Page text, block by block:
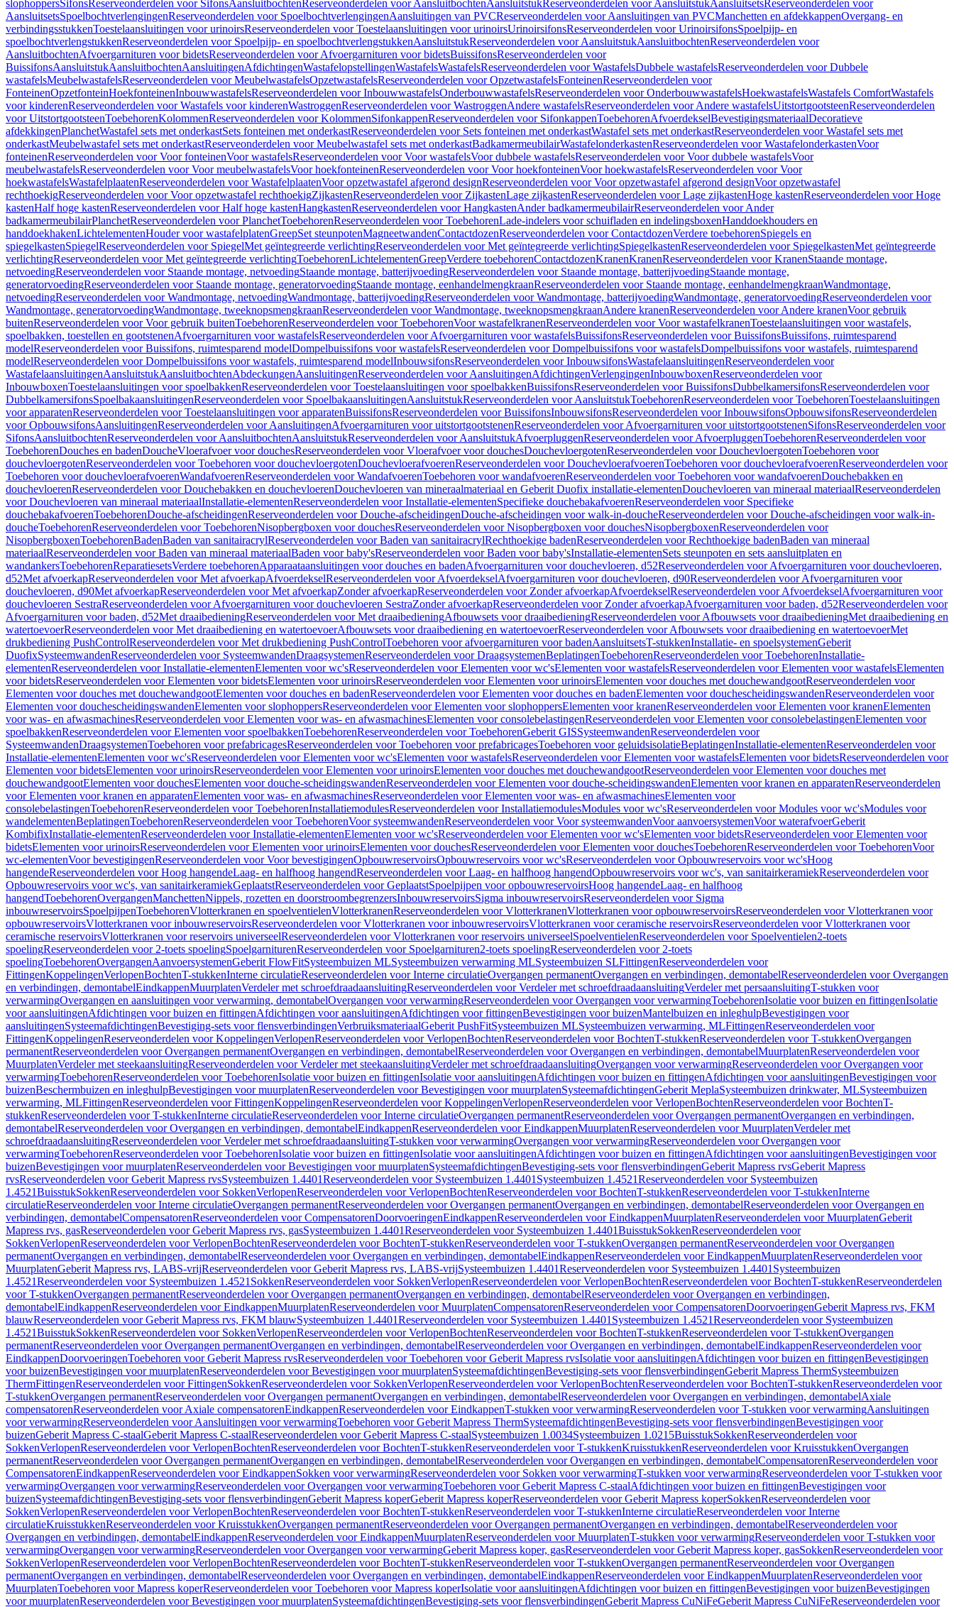
slophoppersSifonsReserveonderdelen voor SifonsAansluitbochtenReserveonderdelen voor AansluitbochtenAansluitstukReserveonderdelen voor AansluitstukAansluitsetsReserveonderdelen voor
AansluitsetsSpoelbochtverlengingenReserveonderdelen voor SpoelbochtverlengingenAansluitingen van PVCReserveonderdelen voor Aansluitingen van PVCManchetten en afdekkappenOvergang- en
verbindingsstukkenToestelaansluitingen voor urinoirsReserveonderdelen voor Toestelaansluitingen voor urinoirsUrinoirsifonsReserveonderdelen voor UrinoirsifonsSpoelpijp- en
spoelbochtverlengstukkenReserveonderdelen voor Spoelpijp- en spoelbochtverlengstukkenAansluitstukReserveonderdelen voor AansluitstukAansluitbochtenReserveonderdelen voor
AansluitbochtenAfvoergarnituren voor bidetsReserveonderdelen voor Afvoergarnituren voor bidetsBuissifonsReserveonderdelen voor
BuissifonsAansluitstukAansluitbochtenAansluitingenAfdichtingenWastafelopstellingenWastafelsWastafelsReserveonderdelen voor WastafelsDubbele wastafelsReserveonderdelen voor Dubbele
wastafelsMeubelwastafelsReserveonderdelen voor MeubelwastafelsOpzetwastafelsReserveonderdelen voor OpzetwastafelsFonteinenReserveonderdelen voor
FonteinenOpzetfonteinHoekfonteinenInbouwwastafelsReserveonderdelen voor InbouwwastafelsOnderbouwwastafelsReserveonderdelen voor OnderbouwwastafelsHoekwastafelsWastafels ComfortWastafels
voor kinderenReserveonderdelen voor Wastafels voor kinderenWastroggenReserveonderdelen voor WastroggenAndere wastafelsReserveonderdelen voor Andere wastafelsUitstortgootsteenReserveonderdelen
voor UitstortgootsteenToebehorenKolommenReserveonderdelen voor KolommenSifonkappenReserveonderdelen voor SifonkappenToebehorenAfvoerdekselBevestigingsmateriaalDecoratieve
afdekkingenPlanchetWastafel sets met onderkastSets fonteinen met onderkastReserveonderdelen voor Sets fonteinen met onderkastWastafel sets met onderkastReserveonderdelen voor Wastafel sets met
onderkastMeubelwastafel sets met onderkastReserveonderdelen voor Meubelwastafel sets met onderkastBadkamermeubilairWastafelonderkastenReserveonderdelen voor WastafelonderkastenVoor
fonteinenReserveonderdelen voor Voor fonteinenVoor wastafelsReserveonderdelen voor Voor wastafelsVoor dubbele wastafelsReserveonderdelen voor Voor dubbele wastafelsVoor
meubelwastafelsReserveonderdelen voor Voor meubelwastafelsVoor hoekfonteinenReserveonderdelen voor Voor hoekfonteinenVoor hoekwastafelsReserveonderdelen voor Voor
hoekwastafelsWastafelplaatenReserveonderdelen voor WastafelplaatenVoor opzetwastafel afgerond designReserveonderdelen voor Voor opzetwastafel afgerond designVoor opzetwastafel
rechthoekigReserveonderdelen voor Voor opzetwastafel rechthoekigZijkastenReserveonderdelen voor ZijkastenLage zijkastenReserveonderdelen voor Lage zijkastenHoge kastenReserveonderdelen voor Hoge
kastenHalf hoge kastenReserveonderdelen voor Half hoge kastenHangkastenReserveonderdelen voor HangkastenAnder badkamermeubilairReserveonderdelen voor Ander
badkamermeubilairPlanchetReserveonderdelen voor PlanchetToebehorenReserveonderdelen voor ToebehorenLade-indelers voor schuifladen en indelingsboxenHanddoekhouders en
handdoekhakenLichtelementenHouder voor wastafelplatenGreepSet steunpotenMagneetwandenContactdozenReserveonderdelen voor ContactdozenVerdere toebehorenSpiegels en
spiegelkastenSpiegelReserveonderdelen voor SpiegelMet geïntegreerde verlichtingReserveonderdelen voor Met geïntegreerde verlichtingSpiegelkastenReserveonderdelen voor SpiegelkastenMet geïntegreerde
verlichtingReserveonderdelen voor Met geïntegreerde verlichtingToebehorenLichtelementenGreepVerdere toebehorenContactdozenKranenKranenReserveonderdelen voor KranenStaande montage,
netvoedingReserveonderdelen voor Staande montage, netvoedingStaande montage, batterijvoedingReserveonderdelen voor Staande montage, batterijvoedingStaande montage,
generatorvoedingReserveonderdelen voor Staande montage, generatorvoedingStaande montage, eenhandelmengkraanReserveonderdelen voor Staande montage, eenhandelmengkraanWandmontage,
netvoedingReserveonderdelen voor Wandmontage, netvoedingWandmontage, batterijvoedingReserveonderdelen voor Wandmontage, batterijvoedingWandmontage, generatorvoedingReserveonderdelen voor
Wandmontage, generatorvoedingWandmontage, tweeknopsmengkraanReserveonderdelen voor Wandmontage, tweeknopsmengkraanAndere kranenReserveonderdelen voor Andere kranenVoor gebruik
buitenReserveonderdelen voor Voor gebruik buitenToebehorenReserveonderdelen voor ToebehorenVoor wastafelkranenReserveonderdelen voor Voor wastafelkranenToestelaansluitingen voor wastafels,
spoelbakken, toestellen en gootstenenAfvoergarnituren voor wastafelsReserveonderdelen voor Afvoergarnituren voor wastafelsBuissifonsReserveonderdelen voor BuissifonsBuissifons, ruimtesparend
modelReserveonderdelen voor Buissifons, ruimtesparend modelDompelbuissifons voor wastafelsReserveonderdelen voor Dompelbuissifons voor wastafelsDompelbuissifons voor wastafels, ruimtesparend
modelReserveonderdelen voor Dompelbuissifons voor wastafels, ruimtesparend modelInbouwsifonsReserveonderdelen voor InbouwsifonsWastafelaansluitingenReserveonderdelen voor
WastafelaansluitingenAansluitstukAansluitbochtenAbdeckungenAansluitingenReserveonderdelen voor AansluitingenAfdichtingenVerlengingenInbouwboxenReserveonderdelen voor
InbouwboxenToestelaansluitingen voor spoelbakkenReserveonderdelen voor Toestelaansluitingen voor spoelbakkenBuissifonsReserveonderdelen voor BuissifonsDubbelkamersifonsReserveonderdelen voor
DubbelkamersifonsSpoelbakaansluitingenReserveonderdelen voor SpoelbakaansluitingenAansluitstukReserveonderdelen voor AansluitstukToebehorenReserveonderdelen voor ToebehorenToestelaansluitingen
voor apparatenReserveonderdelen voor Toestelaansluitingen voor apparatenBuissifonsReserveonderdelen voor BuissifonsInbouwsifonsReserveonderdelen voor InbouwsifonsOpbouwsifonsReserveonderdelen
voor OpbouwsifonsAansluitingenReserveonderdelen voor AansluitingenAfvoergarnituren voor uitstortgootstenenReserveonderdelen voor Afvoergarnituren voor uitstortgootstenenSifonsReserveonderdelen voor
SifonsAansluitbochtenReserveonderdelen voor AansluitbochtenAansluitstukReserveonderdelen voor AansluitstukAfvoerpluggenReserveonderdelen voor AfvoerpluggenToebehorenReserveonderdelen voor
ToebehorenDouches en badenDoucheVloerafvoer voor douchesReserveonderdelen voor Vloerafvoer voor douchesDouchevloergotenReserveonderdelen voor DouchevloergotenToebehoren voor
douchevloergotenReserveonderdelen voor Toebehoren voor douchevloergotenDouchevloerafvoerenReserveonderdelen voor DouchevloerafvoerenToebehoren voor douchevloerafvoerenReserveonderdelen voor
Toebehoren voor douchevloerafvoerenWandafvoerenReserveonderdelen voor WandafvoerenToebehoren voor wandafvoerenReserveonderdelen voor Toebehoren voor wandafvoerenDouchebakken en
douchevloerenReserveonderdelen voor Douchebakken en douchevloerenDouchevloeren van mineraalmateriaal en Geberit Duofix installatie-elementenDouchevloeren van mineraal materiaalReserveonderdelen
voor Douchevloeren van mineraal materiaalInstallatie-elementenReserveonderdelen voor Installatie-elementenSpecifieke douchebakafvoerenReserveonderdelen voor Specifieke
douchebakafvoerenToebehorenDouche-afscheidingenReserveonderdelen voor Douche-afscheidingenDouche-afscheidingen voor walk-in-doucheReserveonderdelen voor Douche-afscheidingen voor walk-in-
doucheToebehorenReserveonderdelen voor ToebehorenNisopbergboxen voor douchesReserveonderdelen voor Nisopbergboxen voor douchesNisopbergboxenReserveonderdelen voor
NisopbergboxenToebehorenBadenBaden van sanitairacrylReserveonderdelen voor Baden van sanitairacrylRechthoekige badenReserveonderdelen voor Rechthoekige badenBaden van mineraal
materiaalReserveonderdelen voor Baden van mineraal materiaalBaden voor baby'sReserveonderdelen voor Baden voor baby'sInstallatie-elementenSets steunpoten en sets aansluitplaten en
wandankersToebehorenReparatiesetsVerdere toebehorenApparaataansluitingen voor douches en badenAfvoergarnituren voor douchevloeren, d52Reserveonderdelen voor Afvoergarnituren voor douchevloeren,
d52Met afvoerkapReserveonderdelen voor Met afvoerkapAfvoerdekselReserveonderdelen voor AfvoerdekselAfvoergarnituren voor douchevloeren, d90Reserveonderdelen voor Afvoergarnituren voor
douchevloeren, d90Met afvoerkapReserveonderdelen voor Met afvoerkapZonder afvoerkapReserveonderdelen voor Zonder afvoerkapAfvoerdekselReserveonderdelen voor AfvoerdekselAfvoergarnituren voor
douchevloeren SestraReserveonderdelen voor Afvoergarnituren voor douchevloeren SestraZonder afvoerkapReserveonderdelen voor Zonder afvoerkapAfvoergarnituren voor baden, d52Reserveonderdelen voor
Afvoergarnituren voor baden, d52Met draaibedieningReserveonderdelen voor Met draaibedieningAfbouwsets voor draaibedieningReserveonderdelen voor Afbouwsets voor draaibedieningMet draaibediening en
watertoevoerReserveonderdelen voor Met draaibediening en watertoevoerAfbouwsets voor draaibediening en watertoevoerReserveonderdelen voor Afbouwsets voor draaibediening en watertoevoerMet
drukbediening PushControlReserveonderdelen voor Met drukbediening PushControlToebehoren voor afvoergarnituren voor badenAansluitsetsT-stukkenInstallatie- en spoelsystemenGeberit
DuofixSysteemwandenReserveonderdelen voor SysteemwandenDraagsystemenReserveonderdelen voor DraagsystemenBeplatingenToebehorenReserveonderdelen voor ToebehorenInstallatie-
elementenReserveonderdelen voor Installatie-elementenElementen voor wc'sReserveonderdelen voor Elementen voor wc'sElementen voor wastafelsReserveonderdelen voor Elementen voor wastafelsElementen
voor bidetsReserveonderdelen voor Elementen voor bidetsElementen voor urinoirsReserveonderdelen voor Elementen voor urinoirsElementen voor douches met douchewandgootReserveonderdelen voor
Elementen voor douches met douchewandgootElementen voor douches en badenReserveonderdelen voor Elementen voor douches en badenElementen voor douchescheidingswandenReserveonderdelen voor
Elementen voor douchescheidingswandenElementen voor slophoppersReserveonderdelen voor Elementen voor slophoppersElementen voor kranenReserveonderdelen voor Elementen voor kranenElementen
voor was- en afwasmachinesReserveonderdelen voor Elementen voor was- en afwasmachinesElementen voor consolebelastingenReserveonderdelen voor Elementen voor consolebelastingenElementen voor
spoelbakkenReserveonderdelen voor Elementen voor spoelbakkenToebehorenReserveonderdelen voor ToebehorenGeberit GISSysteemwandenReserveonderdelen voor
SysteemwandenDraagsystemenToebehoren voor prefabricagesReserveonderdelen voor Toebehoren voor prefabricagesToebehoren voor geluidsisolatieBeplatingenInstallatie-elementenReserveonderdelen voor
Installatie-elementenElementen voor wc'sReserveonderdelen voor Elementen voor wc'sElementen voor wastafelsReserveonderdelen voor Elementen voor wastafelsElementen voor bidetsReserveonderdelen voor
Elementen voor bidetsElementen voor urinoirsReserveonderdelen voor Elementen voor urinoirsElementen voor douches met douchewandgootReserveonderdelen voor Elementen voor douches met
douchewandgootElementen voor douchesElementen voor douche-scheidingswandenReserveonderdelen voor Elementen voor douche-scheidingswandenElementen voor kranen en apparatenReserveonderdelen
voor Elementen voor kranen en apparatenElementen voor was- en afwasmachinesReserveonderdelen voor Elementen voor was- en afwasmachinesElementen voor
consolebelastingenToebehorenReserveonderdelen voor ToebehorenInstallatiemodulesReserveonderdelen voor InstallatiemodulesModules voor wc'sReserveonderdelen voor Modules voor wc'sModules voor
wandelementenBeplatingenToebehorenReserveonderdelen voor ToebehorenVoor systeemwandenReserveonderdelen voor Voor systeemwandenVoor aanvoersystemenVoor waterafvoerGeberit
KombifixInstallatie-elementenReserveonderdelen voor Installatie-elementenElementen voor wc'sReserveonderdelen voor Elementen voor wc'sElementen voor bidetsReserveonderdelen voor Elementen voor
bidetsElementen voor urinoirsReserveonderdelen voor Elementen voor urinoirsElementen voor douchesReserveonderdelen voor Elementen voor douchesToebehorenReserveonderdelen voor ToebehorenVoor
wc-elementenVoor bevestigingenReserveonderdelen voor Voor bevestigingenOpbouwreservoirsOpbouwreservoirs voor wc'sReserveonderdelen voor Opbouwreservoirs voor wc'sHoog
hangendeReserveonderdelen voor Hoog hangendeLaag- en halfhoog hangendReserveonderdelen voor Laag- en halfhoog hangendOpbouwreservoirs voor wc's, van sanitairkeramiekReserveonderdelen voor
Opbouwreservoirs voor wc's, van sanitairkeramiekGeplaatstReserveonderdelen voor GeplaatstSpoelpijpen voor opbouwreservoirsHoog hangendeLaag- en halfhoog
hangendToebehorenOvergangenManchettenNippels, rozetten en doorstroombegrenzersInbouwreservoirsSigma inbouwreservoirsReserveonderdelen voor Sigma
inbouwreservoirsSpoelpijpenToebehorenVlotterkranen en spoelventielenVlotterkranenReserveonderdelen voor VlotterkranenVlotterkranen voor opbouwreservoirsReserveonderdelen voor Vlotterkranen voor
opbouwreservoirsVlotterkranen voor inbouwreservoirsReserveonderdelen voor Vlotterkranen voor inbouwreservoirsVlotterkranen voor ceramische reservoirsReserveonderdelen voor Vlotterkranen voor
ceramische reservoirsVlotterkranen voor reservoirs universeelReserveonderdelen voor Vlotterkranen voor reservoirs universeelSpoelventielenReserveonderdelen voor Spoelventielen2-toets
spoelingReserveonderdelen voor 2-toets spoelingSpoelgarniturenReserveonderdelen voor Spoelgarnituren2-toets spoelingReserveonderdelen voor 2-toets
spoelingToebehorenOvergangenAanvoersystemenGeberit FlowFitSysteembuizen MLSysteembuizen verwarming MLSysteembuizen SLFittingenReserveonderdelen voor
FittingenKoppelingenVerlopenBochtenT-stukkenInterne circulatieReserveonderdelen voor Interne circulatieOvergangen permanentOvergangen en verbindingen, demontabelReserveonderdelen voor Overgangen
en verbindingen, demontabelEindkappenMuurplatenVerdeler met schroefdraadaansluitingReserveonderdelen voor Verdeler met schroefdraadaansluitingVerdeler met persaansluitingT-stukken voor
verwarmingOvergangen en aansluitingen voor verwarming, demontabelOvergangen voor verwarmingReserveonderdelen voor Overgangen voor verwarmingToebehorenIsolatie voor buizen en fittingenIsolatie
voor aansluitingenAfdichtingen voor buizen en fittingenAfdichtingen voor aansluitingenAfdichtingen voor fittingenBevestigingen voor buizenMantelbuizen en inleghulpBevestigingen voor
aansluitingenSysteemafdichtingenBevestiging-sets voor flensverbindingenVerbruiksmateriaalGeberit PushFitSysteembuizen MLSysteembuizen verwarming, MLFittingenReserveonderdelen voor
FittingenKoppelingenReserveonderdelen voor KoppelingenVerlopenReserveonderdelen voor VerlopenBochtenReserveonderdelen voor BochtenT-stukkenReserveonderdelen voor T-stukkenOvergangen
permanentReserveonderdelen voor Overgangen permanentOvergangen en verbindingen, demontabelReserveonderdelen voor Overgangen en verbindingen, demontabelMuurplatenReserveonderdelen voor
MuurplatenVerdeler met steekaansluitingReserveonderdelen voor Verdeler met steekaansluitingVerdeler met schroefdraadaansluitingOvergangen voor verwarmingReserveonderdelen voor Overgangen voor
verwarmingToebehorenReserveonderdelen voor ToebehorenIsolatie voor buizen en fittingenIsolatie voor aansluitingenAfdichtingen voor buizen en fittingenAfdichtingen voor aansluitingenBevestigingen voor
buizenBeschermbuizen en inleghulpBevestigingen voor muurplatenReserveonderdelen voor Bevestigingen voor muurplatenSysteemafdichtingenGeberit MeplaSysteembuizen drinkwater, MLSysteembuizen
verwarming, MLFittingenReserveonderdelen voor FittingenKoppelingenReserveonderdelen voor KoppelingenVerlopenReserveonderdelen voor VerlopenBochtenReserveonderdelen voor BochtenT-
stukkenReserveonderdelen voor T-stukkenInterne circulatieReserveonderdelen voor Interne circulatieOvergangen permanentReserveonderdelen voor Overgangen permanentOvergangen en verbindingen,
demontabelReserveonderdelen voor Overgangen en verbindingen, demontabelEindkappenReserveonderdelen voor EindkappenMuurplatenReserveonderdelen voor MuurplatenVerdeler met
schroefdraadaansluitingReserveonderdelen voor Verdeler met schroefdraadaansluitingT-stukken voor verwarmingOvergangen voor verwarmingReserveonderdelen voor Overgangen voor
verwarmingToebehorenReserveonderdelen voor ToebehorenIsolatie voor buizen en fittingenIsolatie voor aansluitingenAfdichtingen voor buizen en fittingenAfdichtingen voor aansluitingenBevestigingen voor
buizenBevestigingen voor muurplatenReserveonderdelen voor Bevestigingen voor muurplatenSysteemafdichtingenBevestiging-sets voor flensverbindingenGeberit Mapress rvsGeberit Mapress
rvsReserveonderdelen voor Geberit Mapress rvsSysteembuizen 1.4401Reserveonderdelen voor Systeembuizen 1.4401 Systeembuizen 1.4521Reserveonderdelen voor Systeembuizen
1.4521BuisstukSokkenReserveonderdelen voor SokkenVerlopenReserveonderdelen voor VerlopenBochtenReserveonderdelen voor BochtenT-stukkenReserveonderdelen voor T-stukkenInterne
circulatieReserveonderdelen voor Interne circulatieOvergangen permanentReserveonderdelen voor Overgangen permanentOvergangen en verbindingen, demontabelReserveonderdelen voor Overgangen en
verbindingen, demontabelCompensatorenReserveonderdelen voor CompensatorenDoorvoeringenEindkappenReserveonderdelen voor EindkappenMuurplatenReserveonderdelen voor MuurplatenGeberit
Mapress rvs, gasReserveonderdelen voor Geberit Mapress rvs, gasSysteembuizen 1.4401Reserveonderdelen voor Systeembuizen 1.4401BuisstukSokkenReserveonderdelen voor
SokkenVerlopenReserveonderdelen voor VerlopenBochtenReserveonderdelen voor BochtenT-stukkenReserveonderdelen voor T-stukkenOvergangen permanentReserveonderdelen voor Overgangen
permanentOvergangen en verbindingen, demontabelReserveonderdelen voor Overgangen en verbindingen, demontabelEindkappenReserveonderdelen voor EindkappenMuurplatenReserveonderdelen voor
MuurplatenGeberit Mapress rvs, LABS-vrijReserveonderdelen voor Geberit Mapress rvs, LABS-vrijSysteembuizen 1.4401Reserveonderdelen voor Systeembuizen 1.4401 Systeembuizen
1.4521Reserveonderdelen voor Systeembuizen 1.4521 SokkenReserveonderdelen voor SokkenVerlopenReserveonderdelen voor VerlopenBochtenReserveonderdelen voor BochtenT-stukkenReserveonderdelen
voor T-stukkenOvergangen permanentReserveonderdelen voor Overgangen permanentOvergangen en verbindingen, demontabelReserveonderdelen voor Overgangen en verbindingen,
demontabelEindkappenReserveonderdelen voor EindkappenMuurplatenReserveonderdelen voor MuurplatenCompensatorenReserveonderdelen voor CompensatorenDoorvoeringenGeberit Mapress rvs, FKM
blauwReserveonderdelen voor Geberit Mapress rvs, FKM blauwSysteembuizen 1.4401Reserveonderdelen voor Systeembuizen 1.4401 Systeembuizen 1.4521Reserveonderdelen voor Systeembuizen
1.4521BuisstukSokkenReserveonderdelen voor SokkenVerlopenReserveonderdelen voor VerlopenBochtenReserveonderdelen voor BochtenT-stukkenReserveonderdelen voor T-stukkenOvergangen
permanentReserveonderdelen voor Overgangen permanentOvergangen en verbindingen, demontabelReserveonderdelen voor Overgangen en verbindingen, demontabelEindkappenReserveonderdelen voor
EindkappenDoorvoeringenToebehoren voor Geberit Mapress rvsReserveonderdelen voor Toebehoren voor Geberit Mapress rvsIsolatie voor aansluitingenAfdichtingen voor buizen en fittingenBevestigingen
voor buizenBevestigingen voor muurplatenReserveonderdelen voor Bevestigingen voor muurplatenSysteemafdichtingenBevestiging-sets voor flensverbindingenGeberit Mapress ThermSysteembuizen
ThermFittingenReserveonderdelen voor FittingenSokkenReserveonderdelen voor SokkenVerlopenReserveonderdelen voor VerlopenBochtenReserveonderdelen voor BochtenT-stukkenReserveonderdelen voor
T-stukkenOvergangen permanentReserveonderdelen voor Overgangen permanentOvergangen en verbindingen, demontabelReserveonderdelen voor Overgangen en verbindingen, demontabelAxiale
compensatorenReserveonderdelen voor Axiale compensatorenEindkappenReserveonderdelen voor EindkappenT-stukken voor verwarmingReserveonderdelen voor T-stukken voor verwarmingAansluitingen
voor verwarmingReserveonderdelen voor Aansluitingen voor verwarmingToebehoren voor Geberit Mapress ThermSysteemafdichtingenBevestiging-sets voor flensverbindingenBevestigingen voor
buizenGeberit Mapress C-staalGeberit Mapress C-staalReserveonderdelen voor Geberit Mapress C-staalSysteembuizen 1.0034Systeembuizen 1.0215BuisstukSokkenReserveonderdelen voor
SokkenVerlopenReserveonderdelen voor VerlopenBochtenReserveonderdelen voor BochtenT-stukkenReserveonderdelen voor T-stukkenKruisstukkenReserveonderdelen voor KruisstukkenOvergangen
permanentReserveonderdelen voor Overgangen permanentOvergangen en verbindingen, demontabelReserveonderdelen voor Overgangen en verbindingen, demontabelCompensatorenReserveonderdelen voor
CompensatorenEindkappenReserveonderdelen voor EindkappenSokken voor verwarmingReserveonderdelen voor Sokken voor verwarmingT-stukken voor verwarmingReserveonderdelen voor T-stukken voor
verwarmingOvergangen voor verwarmingReserveonderdelen voor Overgangen voor verwarmingToebehoren voor Geberit Mapress C-staalAfdichtingen voor buizen en fittingenBevestigingen voor
buizenSysteemafdichtingenBevestiging-sets voor flensverbindingenGeberit Mapress koperGeberit Mapress koperReserveonderdelen voor Geberit Mapress koperSokkenReserveonderdelen voor
SokkenVerlopenReserveonderdelen voor VerlopenBochtenReserveonderdelen voor BochtenT-stukkenReserveonderdelen voor T-stukkenInterne circulatieReserveonderdelen voor Interne
circulatieKruisstukkenReserveonderdelen voor KruisstukkenOvergangen permanentReserveonderdelen voor Overgangen permanentOvergangen en verbindingen, demontabelReserveonderdelen voor
Overgangen en verbindingen, demontabelEindkappenReserveonderdelen voor EindkappenMuurplatenReserveonderdelen voor MuurplatenT-stukken voor verwarmingReserveonderdelen voor T-stukken voor
verwarmingOvergangen voor verwarmingReserveonderdelen voor Overgangen voor verwarmingGeberit Mapress koper, gasReserveonderdelen voor Geberit Mapress koper, gasSokkenReserveonderdelen voor
SokkenVerlopenReserveonderdelen voor VerlopenBochtenReserveonderdelen voor BochtenT-stukkenReserveonderdelen voor T-stukkenOvergangen permanentReserveonderdelen voor Overgangen
permanentOvergangen en verbindingen, demontabelReserveonderdelen voor Overgangen en verbindingen, demontabelEindkappenReserveonderdelen voor EindkappenMuurplatenReserveonderdelen voor
MuurplatenToebehoren voor Mapress koperReserveonderdelen voor Toebehoren voor Mapress koperIsolatie voor aansluitingenAfdichtingen voor buizen en fittingenBevestigingen voor buizenBevestigingen
voor muurplatenReserveonderdelen voor Bevestigingen voor muurplatenSysteemafdichtingenBevestiging-sets voor flensverbindingenGeberit Mapress CuNiFeGeberit Mapress CuNiFeReserveonderdelen voor